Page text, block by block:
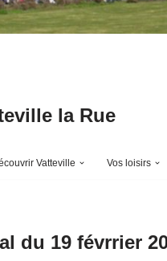
la Rue
Vatteville Vos loisirs
du 19 févrrier